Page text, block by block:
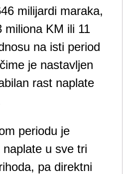
milijardi maraka,
miliona KM ili 11
na isti period
je nastavljen
rast naplate
periodu je
u sve tri
pa direktni